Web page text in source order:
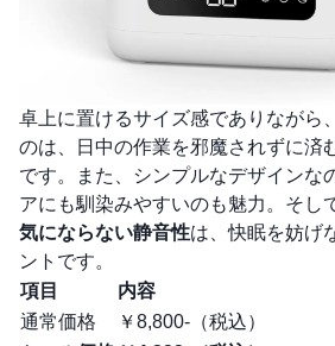
卓上に置けるサイズ感でありながら
のは、日中の作業を邪魔されずに済
です。また、シンプルなデザインな
アにも馴染みやすいのも魅力。そし
気にならない静音性は、快眠を妨げ
ントです。
項目
内容
通常価格
￥8,800-（税込）